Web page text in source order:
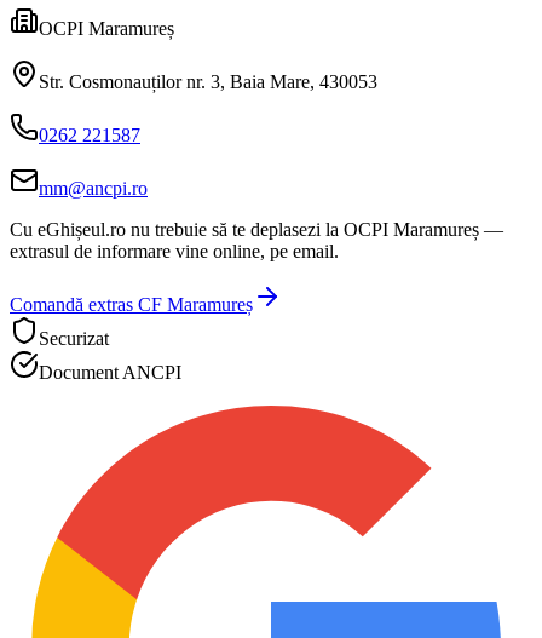
OCPI Maramureș
Str. Cosmonauților nr. 3, Baia Mare, 430053
0262 221587
mm@ancpi.ro
Cu eGhișeul.ro nu trebuie să te deplasezi la OCPI Maramureș —
extrasul de informare vine online, pe email.
Comandă extras CF Maramureș
Securizat
Document ANCPI